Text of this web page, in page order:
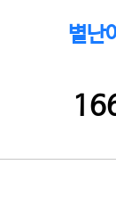
별난